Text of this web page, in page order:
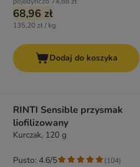
68,96 zł
135,20 zł / kg
Dodaj do koszyka
RINTI Sensible przysmak
liofilizowany
Kurczak, 120 g
Pusto: 4.6/5 (104)